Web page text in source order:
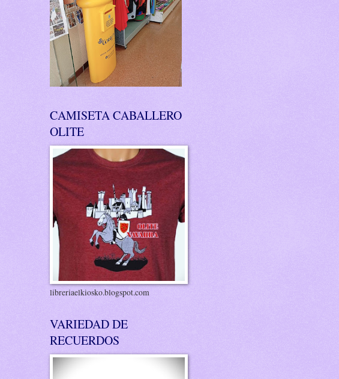
CAMISETA CABALLERO
OLITE
libreriaelkiosko.blogspot.com
VARIEDAD DE
RECUERDOS